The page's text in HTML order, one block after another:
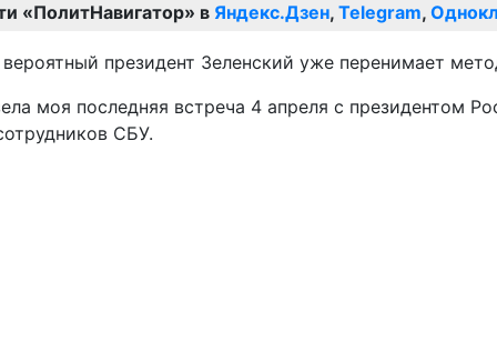
«ПолитНавигатор» в Яндекс.Дзен, Telegram,
президент Зеленский уже перенимает
моя последняя встреча 4 апреля с президентом
СБУ.